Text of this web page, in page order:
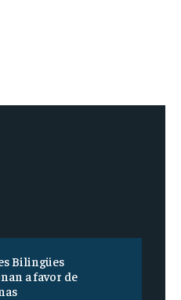
Bilingües
a favor de